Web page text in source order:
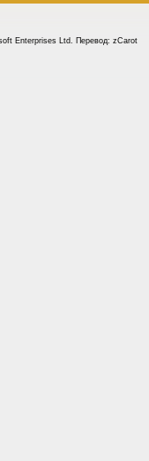
Enterprises Ltd. Перевод: zCarot